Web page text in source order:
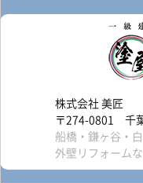
株式会社 美匠
〒274-0801 千
船橋・鎌ヶ谷・
外壁リフォーム